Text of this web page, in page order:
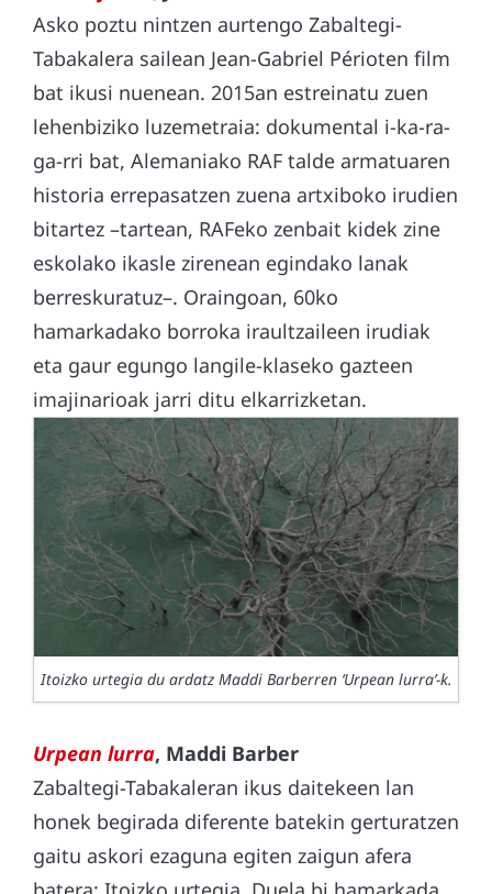
Asko poztu nintzen aurtengo Zabaltegi-
Tabakalera sailean Jean-Gabriel Périoten film
bat ikusi nuenean. 2015an estreinatu zuen
lehenbiziko luzemetraia: dokumental i-ka-ra-
ga-rri bat, Alemaniako RAF talde armatuaren
historia errepasatzen zuena artxiboko irudien
bitartez –tartean, RAFeko zenbait kidek zine
eskolako ikasle zirenean egindako lanak
berreskuratuz–. Oraingoan, 60ko
hamarkadako borroka iraultzaileen irudiak
eta gaur egungo langile-klaseko gazteen
imajinarioak jarri ditu elkarrizketan.
Itoizko urtegia du ardatz Maddi Barberren ‘Urpean lurra’-k.
Urpean lurra, Maddi Barber
Zabaltegi-Tabakaleran ikus daitekeen lan
honek begirada diferente batekin gerturatzen
gaitu askori ezaguna egiten zaigun afera